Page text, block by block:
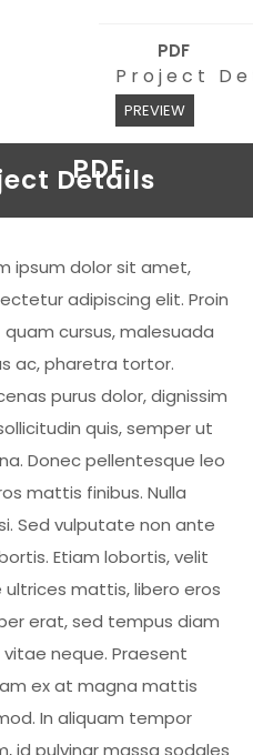
PDF
Project
PREVIEW
Details
PDF
ipsum dolor sit amet,
adipiscing elit. Proin
cursus, malesuada
ac, pharetra tortor.
purus dolor, dignissim
quis, semper ut
Donec pellentesque leo
mattis finibus. Nulla
Sed vulputate non ante
Etiam lobortis, velit
ultrices mattis, libero eros
erat, sed tempus diam
neque. Praesent
ex at magna mattis
In aliquam tempor
id pulvinar massa sodales